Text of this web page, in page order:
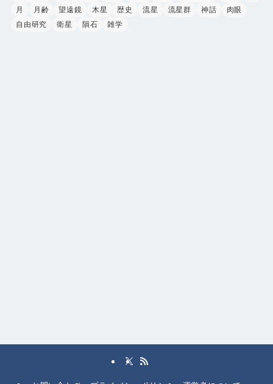
月
月齢 望遠鏡 木星 歴史 流星 流星群 神話
肉眼
自由研究
衛星 隕石 雑学